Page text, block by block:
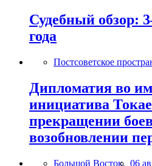
Судебный обзор:
года
Постсоветское
Дипломатия во
инициатива
прекращении
возобновлении
Большой Восток, 06